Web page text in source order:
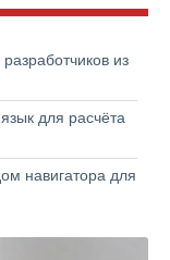
из
для расчёта
навигатора для